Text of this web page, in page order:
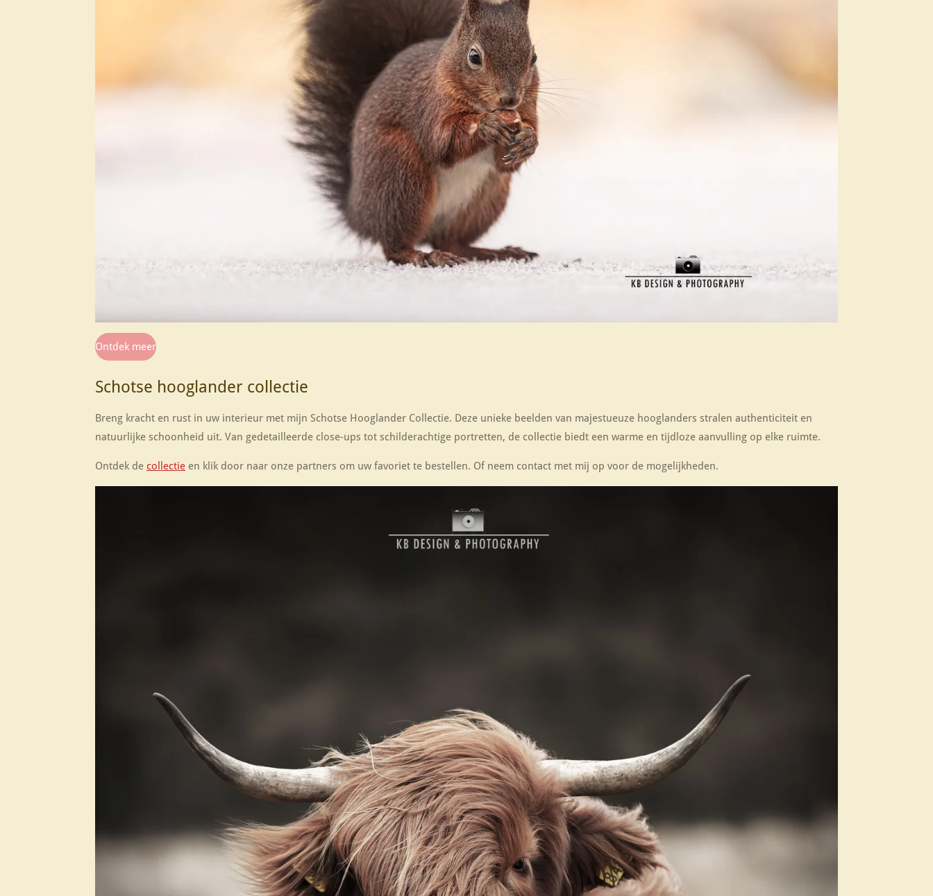
Ontdek meer
Schotse hooglander collectie
Breng kracht en rust in uw interieur met mijn Schotse Hooglander Collectie. Deze unieke beelden van majestueuze hooglanders stralen authenticiteit en
natuurlijke schoonheid uit. Van gedetailleerde close-ups tot schilderachtige portretten, de collectie biedt een warme en tijdloze aanvulling op elke ruimte.
Ontdek de collectie en klik door naar onze partners om uw favoriet te bestellen. Of neem contact met mij op voor de mogelijkheden.